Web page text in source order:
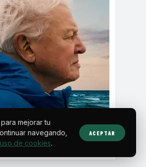
mejorar tu
navegando,
uso de cookies.
ACEPTAR